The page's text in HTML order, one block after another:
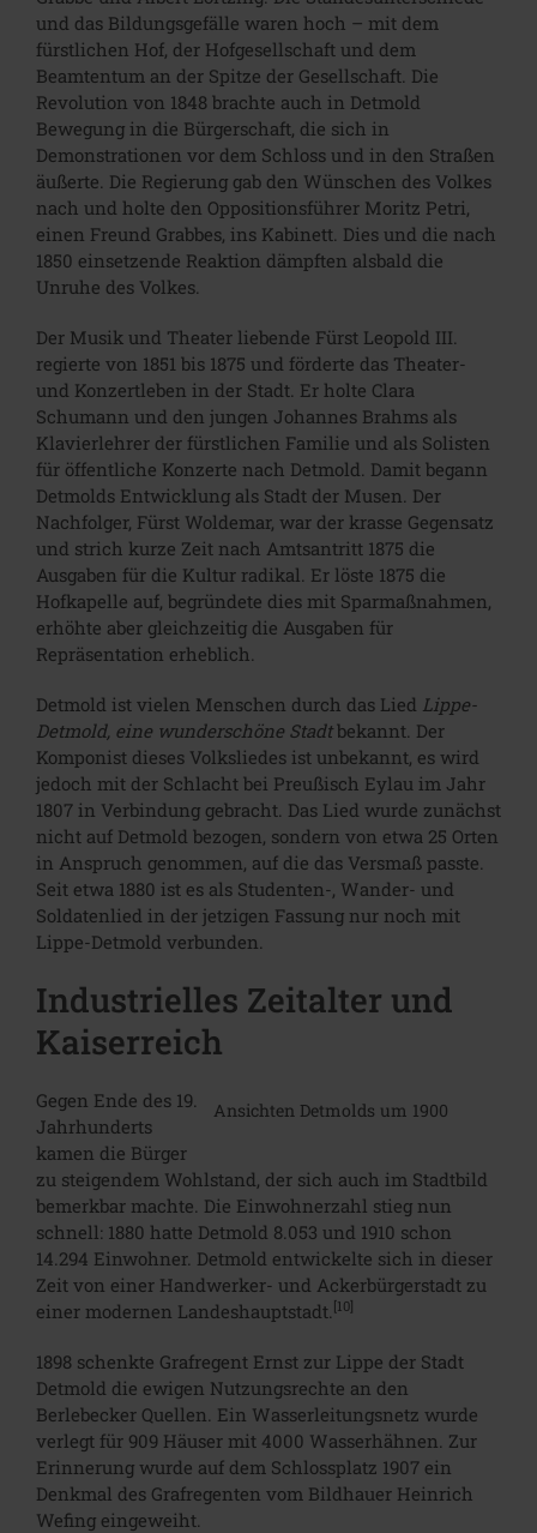
und das Bildungsgefälle waren hoch – mit dem
fürstlichen Hof, der Hofgesellschaft und dem
Beamtentum an der Spitze der Gesellschaft. Die
Revolution von 1848 brachte auch in Detmold
Bewegung in die Bürgerschaft, die sich in
Demonstrationen vor dem Schloss und in den Straßen
äußerte. Die Regierung gab den Wünschen des Volkes
nach und holte den Oppositionsführer Moritz Petri,
einen Freund Grabbes, ins Kabinett. Dies und die nach
1850 einsetzende Reaktion dämpften alsbald die
Unruhe des Volkes.
Der Musik und Theater liebende Fürst Leopold III.
regierte von 1851 bis 1875 und förderte das Theater-
und Konzertleben in der Stadt. Er holte Clara
Schumann und den jungen Johannes Brahms als
Klavierlehrer der fürstlichen Familie und als Solisten
für öffentliche Konzerte nach Detmold. Damit begann
Detmolds Entwicklung als Stadt der Musen. Der
Nachfolger, Fürst Woldemar, war der krasse Gegensatz
und strich kurze Zeit nach Amtsantritt 1875 die
Ausgaben für die Kultur radikal. Er löste 1875 die
Hofkapelle auf, begründete dies mit Sparmaßnahmen,
erhöhte aber gleichzeitig die Ausgaben für
Repräsentation erheblich.
Detmold ist vielen Menschen durch das Lied Lippe-
Detmold, eine wunderschöne Stadtbekannt. Der
Komponist dieses Volksliedes ist unbekannt, es wird
jedoch mit der Schlacht bei Preußisch Eylau im Jahr
1807 in Verbindung gebracht. Das Lied wurde zunächst
nicht auf Detmold bezogen, sondern von etwa 25 Orten
in Anspruch genommen, auf die das Versmaß passte.
Seit etwa 1880 ist es als Studenten-, Wander- und
Soldatenlied in der jetzigen Fassung nur noch mit
Lippe-Detmold verbunden.
Industrielles Zeitalter und
Kaiserreich
Ansichten Detmolds um 1900
Gegen Ende des 19.
Jahrhunderts
kamen die Bürger
zu steigendem Wohlstand, der sich auch im Stadtbild
bemerkbar machte. Die Einwohnerzahl stieg nun
schnell: 1880 hatte Detmold 8.053 und 1910 schon
14.294 Einwohner. Detmold entwickelte sich in dieser
Zeit von einer Handwerker- und Ackerbürgerstadt zu
einer modernen Landeshauptstadt. [10]
1898 schenkte Grafregent Ernst zur Lippe der Stadt
Detmold die ewigen Nutzungsrechte an den
Berlebecker Quellen. Ein Wasserleitungsnetz wurde
verlegt für 909 Häuser mit 4000 Wasserhähnen. Zur
Erinnerung wurde auf dem Schlossplatz 1907 ein
Denkmal des Grafregenten vom Bildhauer Heinrich
Wefing eingeweiht.